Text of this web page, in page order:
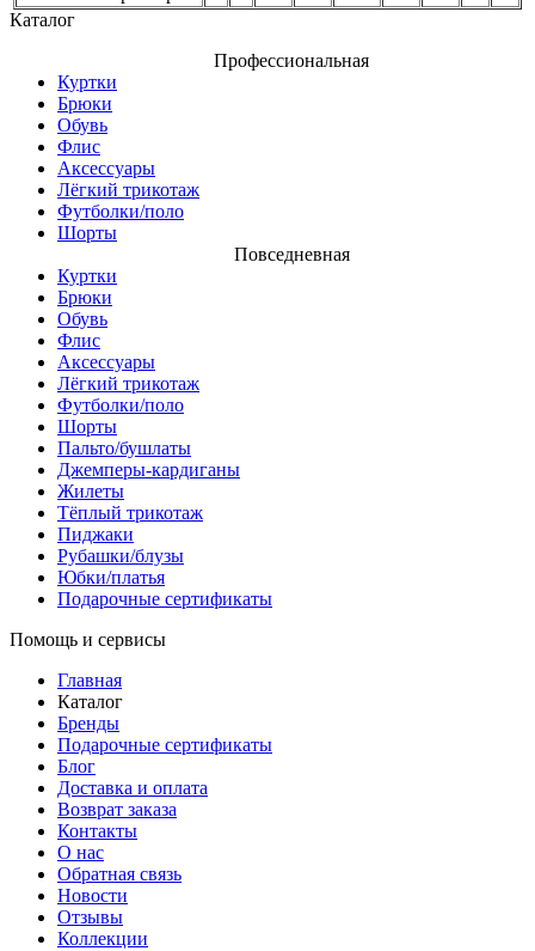
Каталог
Профессиональная
Куртки
Брюки
Обувь
Флис
Аксессуары
Лёгкий трикотаж
Футболки/поло
Шорты
Повседневная
Куртки
Брюки
Обувь
Флис
Аксессуары
Лёгкий трикотаж
Футболки/поло
Шорты
Пальто/бушлаты
Джемперы-кардиганы
Жилеты
Тёплый трикотаж
Пиджаки
Рубашки/блузы
Юбки/платья
Подарочные сертификаты
Помощь и сервисы
Главная
Каталог
Бренды
Подарочные сертификаты
Блог
Доставка и оплата
Возврат заказа
Контакты
О нас
Обратная связь
Новости
Отзывы
Коллекции